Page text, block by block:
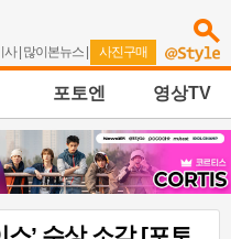
사| 많이본뉴스 | 사진구매
포토엔 영상TV